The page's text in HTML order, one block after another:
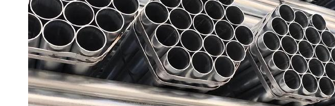
LSAW
Tubo de acero A252
EN 10219 Tubo soldado